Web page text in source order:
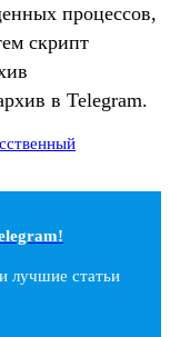
процессов,
скрипт
в Telegram.
лучшие статьи